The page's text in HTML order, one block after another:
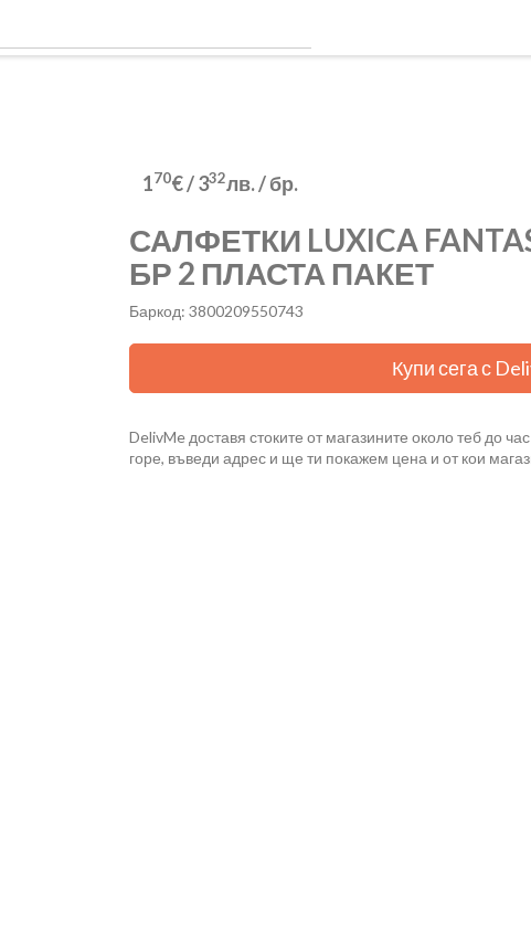
170€/332лв./ бр.
САЛФЕТКИ LUXICA
БР 2 ПЛАСТА ПАКЕТ
Баркод: 3800209550743
Купи сега с
DelivMe доставя стоките от магазините около теб до
горе, въведи адрес и ще ти покажем цена и от кои